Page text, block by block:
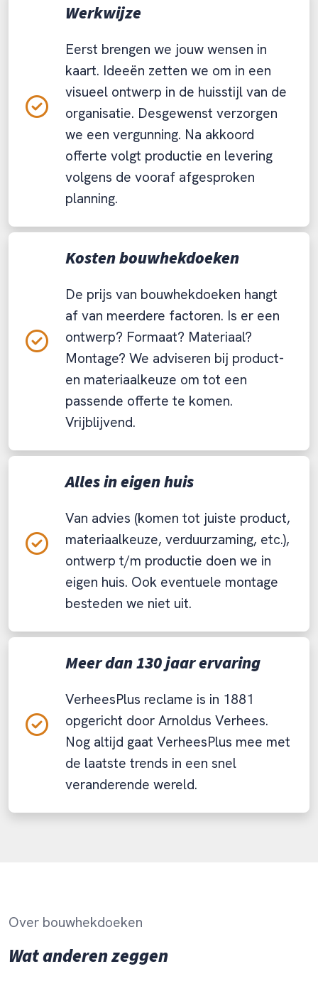
Werkwijze
Eerst brengen we jouw wensen in
kaart. Ideeën zetten we om in een
visueel ontwerp in de huisstijl van de
organisatie. Desgewenst verzorgen
we een vergunning. Na akkoord
offerte volgt productie en levering
volgens de vooraf afgesproken
planning.
Kosten bouwhekdoeken
De prijs van bouwhekdoeken hangt
af van meerdere factoren. Is er een
ontwerp? Formaat? Materiaal?
Montage? We adviseren bij product-
en materiaalkeuze om tot een
passende offerte te komen.
Vrijblijvend.
Alles in eigen huis
Van advies (komen tot juiste product,
materiaalkeuze, verduurzaming, etc.),
ontwerp t/m productie doen we in
eigen huis. Ook eventuele montage
besteden we niet uit.
Meer dan 130 jaar ervaring
VerheesPlus reclame is in 1881
opgericht door Arnoldus Verhees.
Nog altijd gaat VerheesPlus mee met
de laatste trends in een snel
veranderende wereld.
Over bouwhekdoeken
Wat anderen zeggen